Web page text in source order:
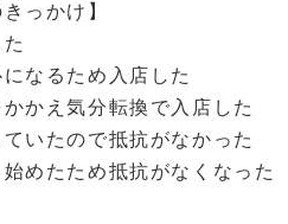
っかけ】
なるため入店した
かえ気分転換で入店した
いたので抵抗がなかった
めたため抵抗がなくなった